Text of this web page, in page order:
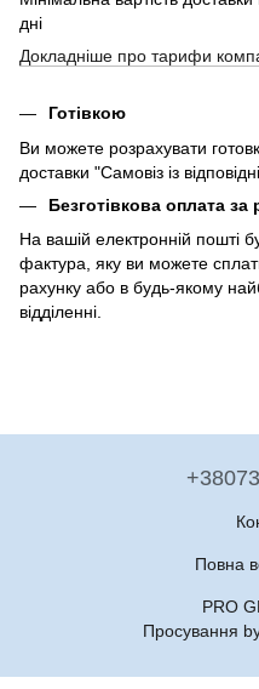
дні
Докладніше про тарифи
Готівкою
Ви можете розрахувати
доставки "Самовіз із
Безготівкова оплата за
На вашій електронній пошті
фактура, яку ви можете
рахунку або в будь-якому
відділенні.
Повна
PRO
Просування